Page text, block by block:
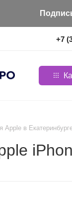
+7
Apple в